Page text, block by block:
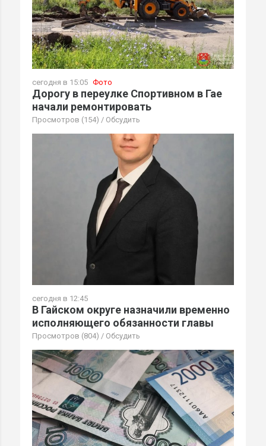
сегодня в 15:05 Фото
Дорогу в переулке Спортивном в Гае
начали ремонтировать
Просмотров (154) / Обсудить
сегодня в 12:45
В Гайском округе назначили временно
исполняющего обязанности главы
Просмотров (804) / Обсудить